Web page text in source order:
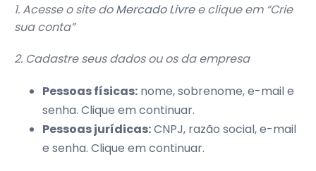
1. Acesse o site doMercado Livree clique em “Crie
sua conta”
2. Cadastre seus dados ou os da empresa
Pessoas físicas: nome, sobrenome, e-mail e
senha. Clique em continuar.
Pessoas jurídicas:CNPJ, razão social, e-mail
e senha. Clique em continuar.